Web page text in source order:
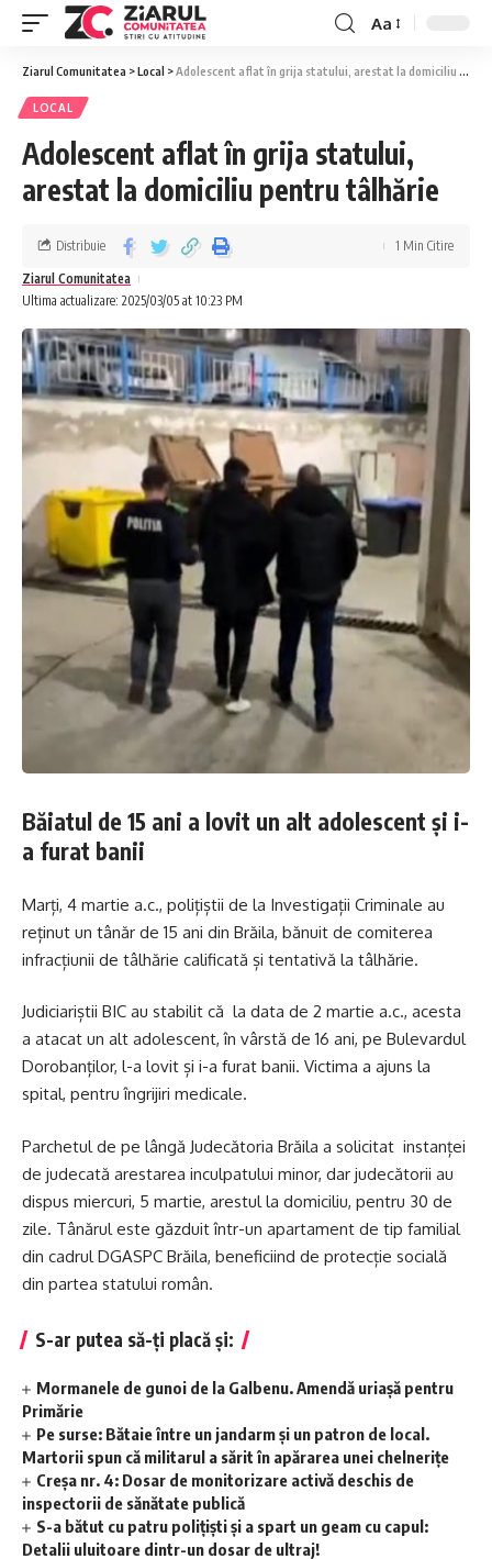
Aa
Ziarul Comunitatea >Local >Adolescent aflat în grija statului, arestat la domiciliu pentru tâlhărie
LOCAL
Adolescent aflat în grija statului,
arestat la domiciliu pentru tâlhărie
Ultima actualizare: 2025/03/05 at 10:23 PM
Ziarul Comunitatea
Distribuie 1 Min Citire
Băiatul de 15 ani a lovit un alt adolescent și i-
a furat banii
Marți, 4 martie a.c., polițiștii de la Investigații Criminale au
reținut un tânăr de 15 ani din Brăila, bănuit de comiterea
infracțiunii de tâlhărie calificată și tentativă la tâlhărie.
Judiciariștii BIC au stabilit că la data de 2 martie a.c., acesta
a atacat un alt adolescent, în vârstă de 16 ani, pe Bulevardul
Dorobanților, l-a lovit și i-a furat banii. Victima a ajuns la
spital, pentru îngrijiri medicale.
Parchetul de pe lângă Judecătoria Brăila a solicitat instanței
de judecată arestarea inculpatului minor, dar judecătorii au
dispus miercuri, 5 martie, arestul la domiciliu, pentru 30 de
zile. Tânărul este găzduit într-un apartament de tip familial
din cadrul DGASPC Brăila, beneficiind de protecție socială
din partea statului român.
S-ar putea să-ți placă și:
Mormanele de gunoi de la Galbenu. Amendă uriașă pentru
Primărie
Pe surse: Bătaie între un jandarm și un patron de local.
Martorii spun că militarul a sărit în apărarea unei chelnerițe
Creșa nr. 4: Dosar de monitorizare activă deschis de
inspectorii de sănătate publică
S-a bătut cu patru polițiști și a spart un geam cu capul:
Detalii uluitoare dintr-un dosar de ultraj!